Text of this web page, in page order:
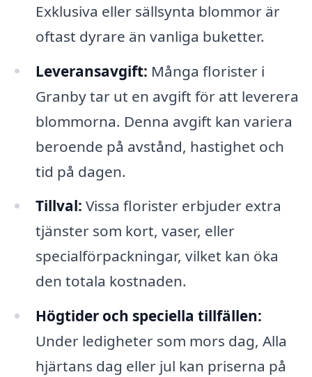
Exklusiva eller sällsynta blommor är
oftast dyrare än vanliga buketter.
Leveransavgift: Många florister i
Granby tar ut en avgift för att leverera
blommorna. Denna avgift kan variera
beroende på avstånd, hastighet och
tid på dagen.
Tillval: Vissa florister erbjuder extra
tjänster som kort, vaser, eller
specialförpackningar, vilket kan öka
den totala kostnaden.
Högtider och speciella tillfällen:
Under ledigheter som mors dag, Alla
hjärtans dag eller jul kan priserna på